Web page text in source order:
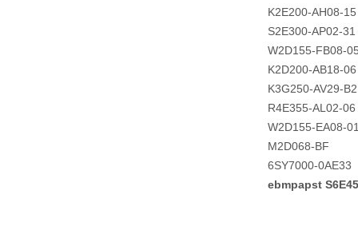
K2E200-AH08-15
S2E300-AP02-31
W2D155-FB08-
K2D200-AB18-06
K3G250-AV29-B2
R4E355-AL02-06
W2D155-EA08-
M2D068-BF
6SY7000-0AE33
ebmpapst